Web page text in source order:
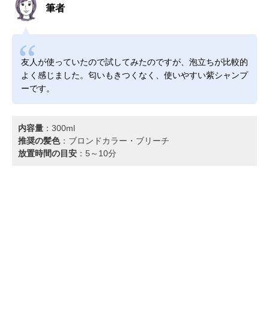
筆者
友人が使っていたので試してみたのですが、泡立ちが比較的
よく感じました。匂いもきつくなく、使いやすい紫シャンプ
ーです。
内容量 ：300ml
推奨の髪色：ブロンドカラー・ブリーチ
放置時間の目安 ：5～10分